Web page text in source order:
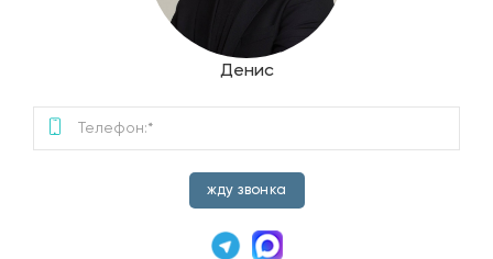
Денис
жду звонка